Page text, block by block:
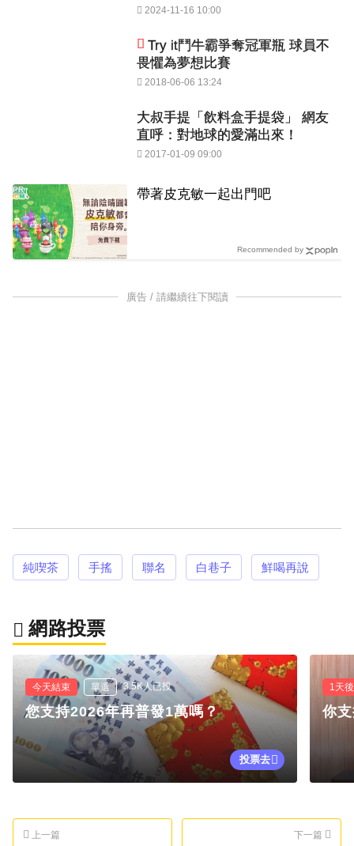
2024-11-16 10:00
Try it鬥牛霸爭奪冠軍瓶 球員不
畏懼為夢想比賽
2018-06-06 13:24
大叔手提「飲料盒手提袋」 網友
直呼：對地球的愛滿出來！
2017-01-09 09:00
帶著皮克敏一起出門吧
PR
Recommended by
廣告 / 請繼續往下閱讀
純喫茶 手搖 聯名 白巷子 鮮喝再說
網路投票
今天結束 單選 3.5K人已投
您支持2026年再普發1萬嗎？
投票去
1天
你
上一篇 下一篇